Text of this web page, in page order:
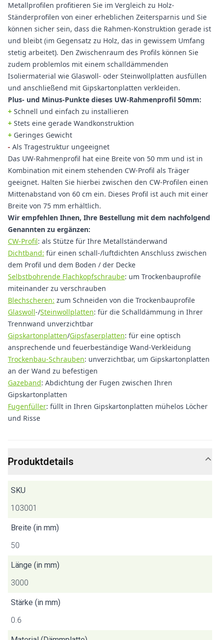
Metallprofilen profitieren Sie im Vergleich zu Holz-
Ständerprofilen von einer erheblichen Zeitersparnis und Sie
können sicher sein, dass die Rahmen-Konstruktion gerade ist
und bleibt (im Gegensatz zu Holz, das in gewissem Umfang
stetig arbeitet). Den Zwischenraum des Profils können Sie
zudem problemlos mit einem schalldämmenden
Isoliermaterial wie Glaswoll- oder Steinwollplatten ausfüllen
und anschließend mit Gipskartonplatten verkleiden.
Plus- und Minus-Punkte dieses UW-Rahmenprofil 50mm:
+ Schnell und einfach zu installieren
+ Stets eine gerade Wandkonstruktion
+ Geringes Gewicht
- Als Tragestruktur ungeeignet
Das UW-Rahmenprofil hat eine Breite von 50 mm und ist in
Kombination mit einem stehenden CW-Profil als Träger
geeignet. Halten Sie hierbei zwischen den CW-Profilen einen
Mittenabstand von 60 cm ein. Dieses Profil ist auch mit einer
Breite von 75 mm erhältlich.
Wir empfehlen Ihnen, Ihre Bestellung mit dem nachfolgend
Genannten zu ergänzen:
CW-Profil: als Stütze für Ihre Metallständerwand
Dichtband: für einen schall-/luftdichten Anschluss zwischen
dem Profil und dem Boden / der Decke
Selbstbohrende Flachkopfschraube: um Trockenbauprofile
miteinander zu verschrauben
Blechscheren: zum Schneiden von die Trockenbauprofile
Glaswoll-/Steinwollplatten: für die Schalldämmung in Ihrer
Trennwand unverzichtbar
Gipskartonplatten/Gipsfaserplatten: für eine optisch
ansprechende und feuerbeständige Wand-Verkleidung
Trockenbau-Schrauben: unverzichtbar, um Gipskartonplatten
an der Wand zu befestigen
Gazeband: Abdichtung der Fugen zwischen Ihren
Gipskartonplatten
Fugenfüller: füllt in Ihren Gipskartonplatten mühelos Löcher
und Risse
Produktdetails
SKU
103001
Breite (in mm)
50
Länge (in mm)
3000
Stärke (in mm)
0.6